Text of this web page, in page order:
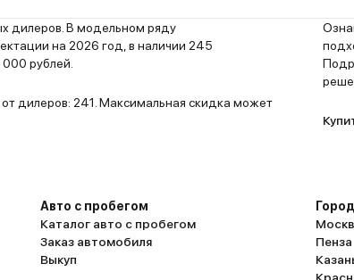
хватает. Собаке
— 250 литров
подкасты, не
вылетает
переключил на
пересушивает
влезает всё что мне
любит внимание. Из
только
запчастей (ждала
дилеров. В модельном ряду
на 2026 год, в наличии 245
рублей.
дилеров: 241. Максимальная скидка может
Авто с пробегом
Каталог авто с пробегом
Заказ автомобиля
Выкуп
Пенза